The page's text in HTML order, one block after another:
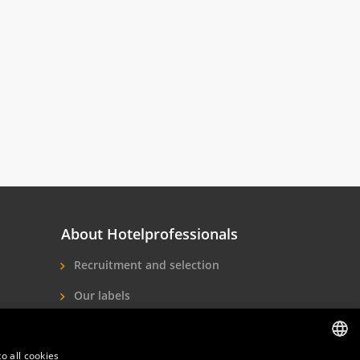
About Hotelprofessionals
Recruitment and selection
Our labels
all cookies